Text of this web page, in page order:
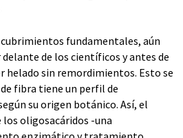
fundamentales, aún
de los científicos y antes de
helado sin remordimientos. Esto se
fibra tiene un perfil de
su origen botánico. Así, el
los oligosacáridos -una